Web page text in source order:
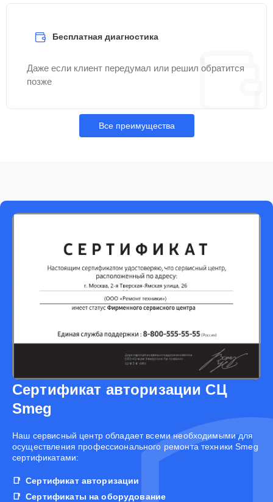
Бесплатная диагностика
Даже если клиент передумал или решил обратится
позже
Все преимущества
Сертификат авторизации СЦ
Smeg
Наш сервисный центр обладает всеми необходимыми для
осуществления профессионального ремонта техники Smeg
сертификатами:
Сертификат авторизации
Сертификаты на оборудование